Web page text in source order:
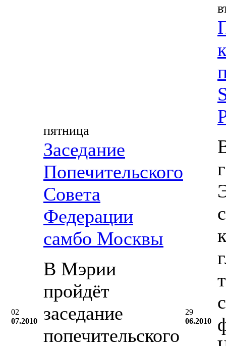
02
07.2010
пятница
Заседание
Попечительского
Совета
Федерации
самбо Москвы
В Мэрии
пройдёт
заседание
попечительского
29
06.2010